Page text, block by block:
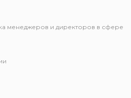
менеджеров и директоров в сфере